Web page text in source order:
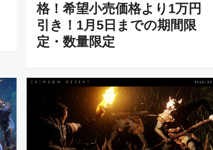
格！希望小売価格より1万円
引き！1月5日までの期間限
定・数量限定